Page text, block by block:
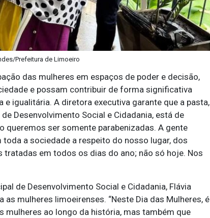
Prefeitura de Limoeiro
das mulheres em espaços de poder e decisão,
e possam contribuir de forma significativa
igualitária. A diretora executiva garante que a pasta,
Desenvolvimento Social e Cidadania, está de
queremos ser somente parabenizadas. A gente
a sociedade a respeito do nosso lugar, dos
em todos os dias do ano; não só hoje. Nos
de Desenvolvimento Social e Cidadania, Flávia
mulheres limoeirenses. “Neste Dia das Mulheres, é
ao longo da história, mas também que